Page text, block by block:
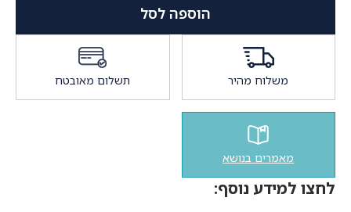
הוספה לסל
משלוח מהיר תשלום מאובטח
מאמרים בנושא
לחצו למידע נוסף: